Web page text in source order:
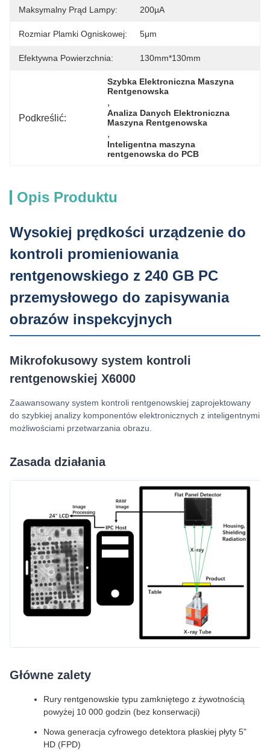
Maksymalny Prąd Lampy: 200µA
Rozmiar Plamki Ogniskowej: 5μm
Efektywna Powierzchnia: 130mm*130mm
Podkreślić:
Szybka Elektroniczna Maszyna
Rentgenowska
,
Analiza Danych Elektroniczna
Maszyna Rentgenowska
,
Inteligentna maszyna
rentgenowska do PCB
Opis Produktu
Wysokiej prędkości urządzenie do
kontroli promieniowania
rentgenowskiego z 240 GB PC
przemysłowego do zapisywania
obrazów inspekcyjnych
Mikrofokusowy system kontroli
rentgenowskiej X6000
Zaawansowany system kontroli rentgenowskiej zaprojektowany
do szybkiej analizy komponentów elektronicznych z inteligentnymi
możliwościami przetwarzania obrazu.
Zasada działania
Główne zalety
Rury rentgenowskie typu zamkniętego z żywotnością
powyżej 10 000 godzin (bez konserwacji)
Nowa generacja cyfrowego detektora płaskiej płyty 5"
HD (FPD)